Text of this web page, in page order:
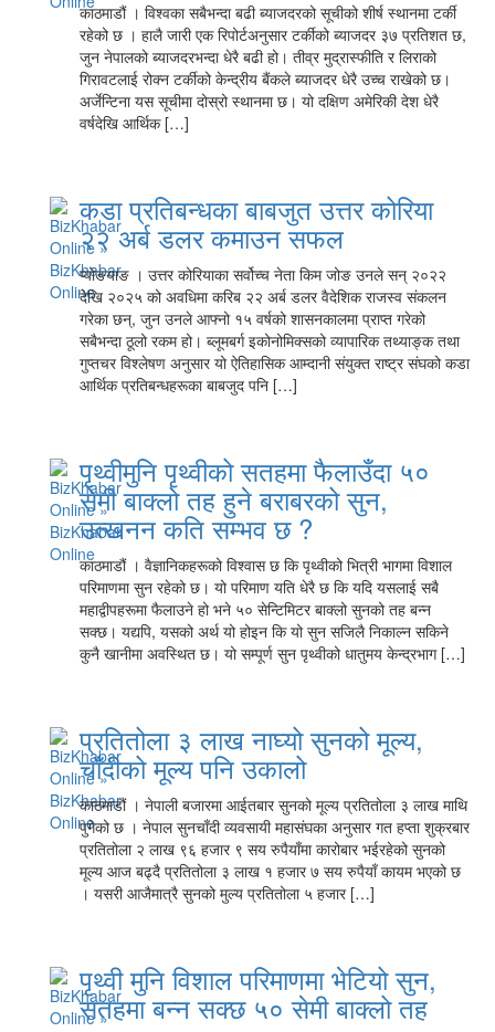
काठमाडौं । विश्वका सबैभन्दा बढी ब्याजदरको सूचीको शीर्ष स्थानमा टर्की
रहेको छ । हालै जारी एक रिपोर्टअनुसार टर्कीको ब्याजदर ३७ प्रतिशत छ,
जुन नेपालको ब्याजदरभन्दा धेरै बढी हो। तीव्र मुद्रास्फीति र लिराको
गिरावटलाई रोक्न टर्कीको केन्द्रीय बैंकले ब्याजदर धेरै उच्च राखेको छ।
अर्जेन्टिना यस सूचीमा दोस्रो स्थानमा छ। यो दक्षिण अमेरिकी देश धेरै
वर्षदेखि आर्थिक […]
कडा प्रतिबन्धका बाबजुत उत्तर कोरिया
२२ अर्ब डलर कमाउन सफल
प्योङयाङ । उत्तर कोरियाका सर्वोच्च नेता किम जोङ उनले सन् २०२२
देखि २०२५ को अवधिमा करिब २२ अर्ब डलर वैदेशिक राजस्व संकलन
गरेका छन्, जुन उनले आफ्नो १५ वर्षको शासनकालमा प्राप्त गरेको
सबैभन्दा ठूलो रकम हो। ब्लूमबर्ग इकोनोमिक्सको व्यापारिक तथ्याङ्क तथा
गुप्तचर विश्लेषण अनुसार यो ऐतिहासिक आम्दानी संयुक्त राष्ट्र संघको कडा
आर्थिक प्रतिबन्धहरूका बाबजुद पनि […]
पृथ्वीमुनि पृथ्वीको सतहमा फैलाउँदा ५०
सेमी बाक्लो तह हुने बराबरको सुन,
उत्खनन कति सम्भव छ ?
काठमाडौं । वैज्ञानिकहरूको विश्वास छ कि पृथ्वीको भित्री भागमा विशाल
परिमाणमा सुन रहेको छ। यो परिमाण यति धेरै छ कि यदि यसलाई सबै
महाद्वीपहरूमा फैलाउने हो भने ५० सेन्टिमिटर बाक्लो सुनको तह बन्न
सक्छ। यद्यपि, यसको अर्थ यो होइन कि यो सुन सजिलै निकाल्न सकिने
कुनै खानीमा अवस्थित छ। यो सम्पूर्ण सुन पृथ्वीको धातुमय केन्द्रभाग […]
प्रतितोला ३ लाख नाघ्यो सुनको मूल्य,
चाँदीको मूल्य पनि उकालो
काठमाडौं । नेपाली बजारमा आईतबार सुनको मूल्य प्रतितोला ३ लाख माथि
पुगेको छ । नेपाल सुनचाँदी व्यवसायी महासंघका अनुसार गत हप्ता शुक्रबार
प्रतितोला २ लाख ९६ हजार ९ सय रुपैयाँमा कारोबार भईरहेको सुनको
मूल्य आज बढ्दै प्रतितोला ३ लाख १ हजार ७ सय रुपैयाँ कायम भएको छ
। यसरी आजैमात्रै सुनको मुल्य प्रतितोला ५ हजार […]
पृथ्वी मुनि विशाल परिमाणमा भेटियो सुन,
सतहमा बन्न सक्छ ५० सेमी बाक्लो तह